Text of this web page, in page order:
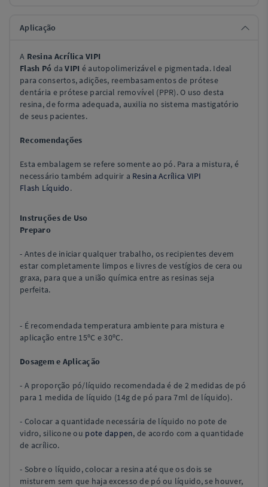
Aplicação
A Resina Acrílica VIPI
Flash Pó daVIPI é autopolimerizável e pigmentada. Ideal
para consertos, adições, reembasamentos de prótese
dentária e prótese parcial removível (PPR). O uso desta
resina, de forma adequada, auxilia no sistema mastigatório
de seus pacientes.
Recomendações
Esta embalagem se refere somente ao pó. Para a mistura, é
necessário também adquirir a Resina Acrílica VIPI
Flash Líquido.
Instruções de Uso
Preparo
- Antes de iniciar qualquer trabalho, os recipientes devem
estar completamente limpos e livres de vestígios de cera ou
graxa, para que a união química entre as resinas seja
perfeita.
- É recomendada temperatura ambiente para mistura e
aplicação entre 15ºC e 30ºC.
Dosagem e Aplicação
- A proporção pó/líquido recomendada é de 2 medidas de pó
para 1 medida de líquido (14g de pó para 7ml de líquido).
- Colocar a quantidade necessária de líquido no pote de
vidro, silicone ou pote dappen, de acordo com a quantidade
de acrílico.
- Sobre o líquido, colocar a resina até que os dois se
misturem sem que haja excesso de pó ou líquido, se houver,